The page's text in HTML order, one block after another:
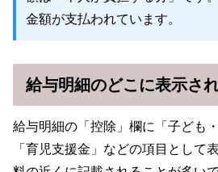
金額が支払われています。
給与明細のどこに表示さ
給与明細の「控除」欄に「子ども
「育児支援金」などの項目として